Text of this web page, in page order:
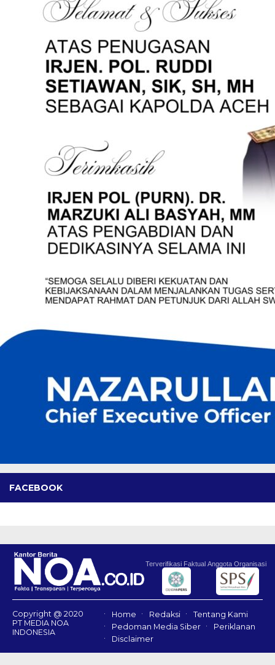
FACEBOOK
Terverifikasi Faktual Anggota Organisasi
Copyright @ 2020
PT MEDIA NOA
INDONESIA
Home Redaksi
Tentang Kami
Pedoman Media Siber
Periklanan
Disclaimer